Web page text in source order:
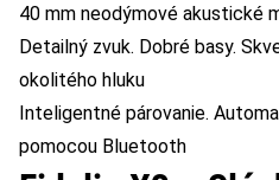
40 mm neodýmové akustické
Detailný zvuk. Dobré basy.
okolitého hluku
Inteligentné párovanie.
pomocou Bluetooth